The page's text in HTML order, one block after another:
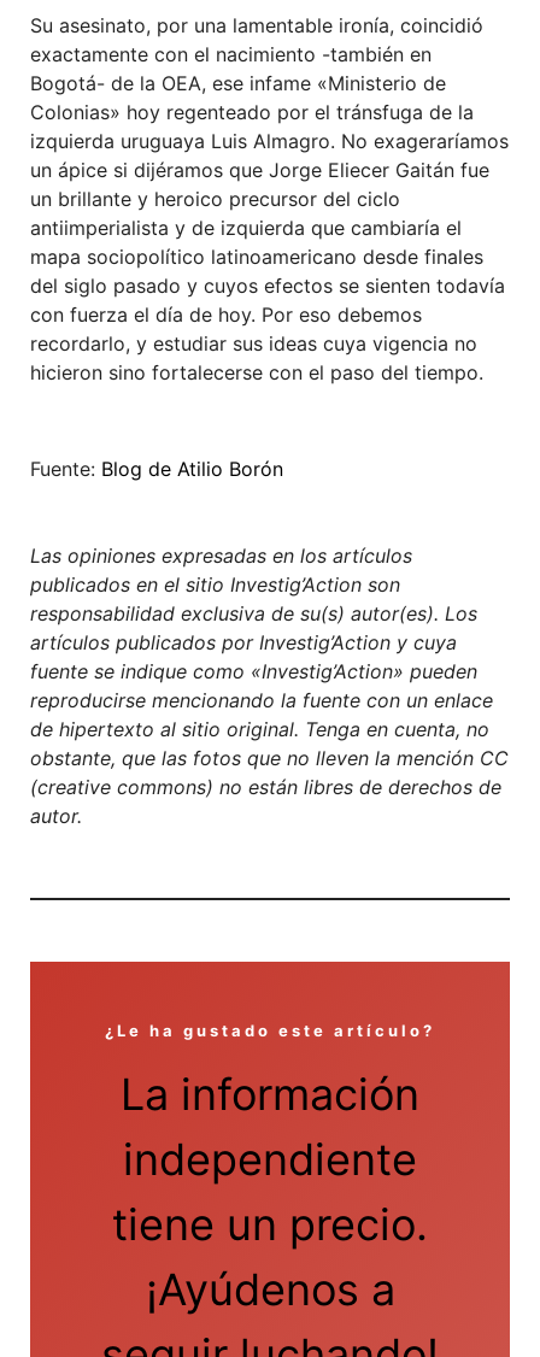
Su asesinato, por una lamentable ironía, coincidió
exactamente con el nacimiento -también en
Bogotá- de la OEA, ese infame «Ministerio de
Colonias» hoy regenteado por el tránsfuga de la
izquierda uruguaya Luis Almagro. No exageraríamos
un ápice si dijéramos que Jorge Eliecer Gaitán fue
un brillante y heroico precursor del ciclo
antiimperialista y de izquierda que cambiaría el
mapa sociopolítico latinoamericano desde finales
del siglo pasado y cuyos efectos se sienten todavía
con fuerza el día de hoy. Por eso debemos
recordarlo, y estudiar sus ideas cuya vigencia no
hicieron sino fortalecerse con el paso del tiempo.
Fuente: Blog de Atilio Borón
Las opiniones expresadas en los artículos
publicados en el sitio Investig’Action son
responsabilidad exclusiva de su(s) autor(es). Los
artículos publicados por Investig’Action y cuya
fuente se indique como «Investig’Action» pueden
reproducirse mencionando la fuente con un enlace
de hipertexto al sitio original. Tenga en cuenta, no
obstante, que las fotos que no lleven la mención CC
(creative commons) no están libres de derechos de
autor.
¿Le ha gustado este artículo?
La información
independiente
tiene un precio.
¡Ayúdenos a